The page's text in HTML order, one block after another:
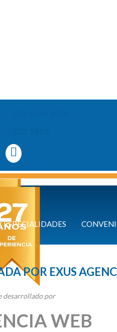
POR EXUS
desarrollado por
WEB